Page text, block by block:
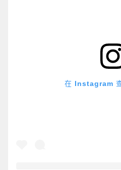
在 Instagram